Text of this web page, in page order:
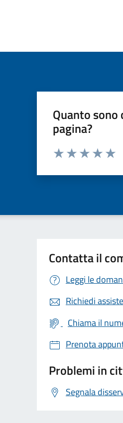
Quanto
pagina?
Valuta da 1 a 5 stelle la
Contatta il
Leggi le
Richiedi
Chiama il
Prenota
Problemi in
Segnala